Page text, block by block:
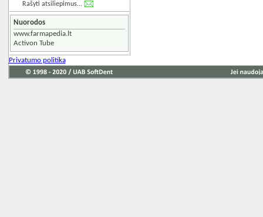
Rašyti atsiliepimus...
Nuorodos
www.farmapedia.lt
Activon Tube
Privatumo politika